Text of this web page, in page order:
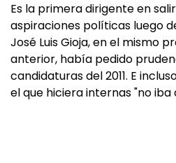
Es la primera dirigente en
aspiraciones políticas luego
José Luis Gioja, en el mismo
anterior, había pedido
candidaturas del 2011. E
el que hiciera internas "no iba